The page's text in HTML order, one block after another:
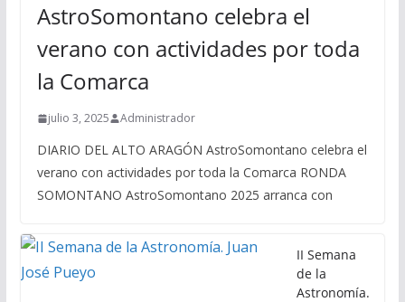
AstroSomontano celebra el
verano con actividades por toda
la Comarca
julio 3, 2025 Administrador
DIARIO DEL ALTO ARAGÓN AstroSomontano celebra el
verano con actividades por toda la Comarca RONDA
SOMONTANO AstroSomontano 2025 arranca con
II Semana
de la
Astronomía.